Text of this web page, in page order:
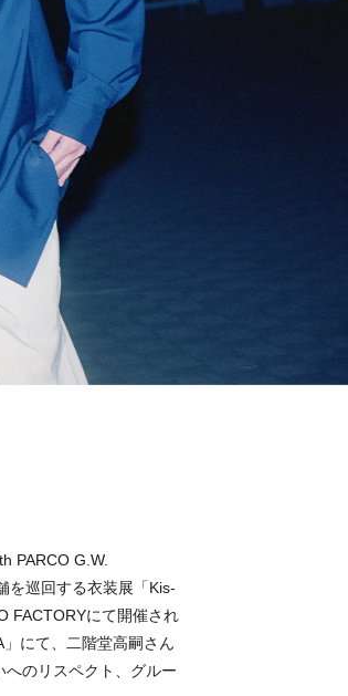
PARCO G.W.
を巡回する衣装展「Kis-
FACTORYにて開催され
にて、二階堂高嗣さん
のリスペクト、グルー